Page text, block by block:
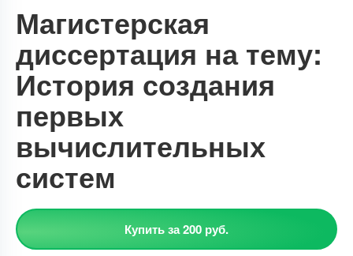
Магистерская
диссертация на тему:
История создания
первых
вычислительных
систем
Купить за 200 руб.